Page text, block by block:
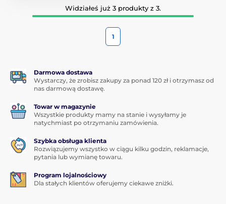
Widziałeś już 3 produkty z 3.
1
Darmowa dostawa
Wystarczy, że zrobisz zakupy za ponad 120 zł i otrzymasz od
nas darmową dostawę.
Towar w magazynie
Wszystkie produkty mamy na stanie i wysyłamy je
natychmiast po otrzymaniu zamówienia.
Szybka obsługa klienta
Rozwiązujemy wszystko w ciągu kilku godzin, reklamacje,
pytania lub wymianę towaru.
Program lojalnościowy
Dla stałych klientów oferujemy ciekawe zniżki.